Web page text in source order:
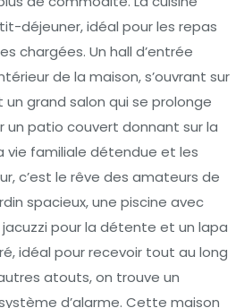
déjeuner, idéal pour les repas
chargées. Un hall d’entrée
de la maison, s’ouvrant sur
grand salon qui se prolonge
un patio couvert donnant sur la
vie familiale détendue et les
c’est le rêve des amateurs de
spacieux, une piscine avec
pour la détente et un lapa
idéal pour recevoir tout au long
atouts, on trouve un
d’alarme. Cette maison